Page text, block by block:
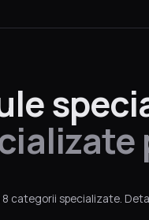
categorii specializate.